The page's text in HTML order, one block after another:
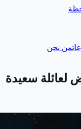
من نحن
لعائلة سعيدة